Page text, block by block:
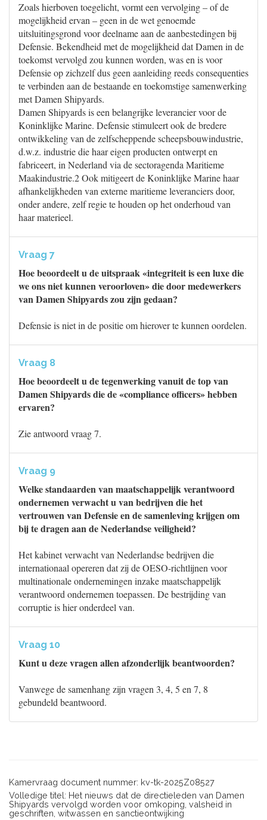
Zoals hierboven toegelicht, vormt een vervolging – of de
mogelijkheid ervan – geen in de wet genoemde
uitsluitingsgrond voor deelname aan de aanbestedingen bij
Defensie. Bekendheid met de mogelijkheid dat Damen in de
toekomst vervolgd zou kunnen worden, was en is voor
Defensie op zichzelf dus geen aanleiding reeds consequenties
te verbinden aan de bestaande en toekomstige samenwerking
met Damen Shipyards.
Damen Shipyards is een belangrijke leverancier voor de
Koninklijke Marine. Defensie stimuleert ook de bredere
ontwikkeling van de zelfscheppende scheepsbouwindustrie,
d.w.z. industrie die haar eigen producten ontwerpt en
fabriceert, in Nederland via de sectoragenda Maritieme
Maakindustrie.2 Ook mitigeert de Koninklijke Marine haar
afhankelijkheden van externe maritieme leveranciers door,
onder andere, zelf regie te houden op het onderhoud van
haar materieel.
Vraag 7
Hoe beoordeelt u de uitspraak «integriteit is een luxe die
we ons niet kunnen veroorloven» die door medewerkers
van Damen Shipyards zou zijn gedaan?
Defensie is niet in de positie om hierover te kunnen oordelen.
Vraag 8
Hoe beoordeelt u de tegenwerking vanuit de top van
Damen Shipyards die de «compliance officers» hebben
ervaren?
Zie antwoord vraag 7.
Vraag 9
Welke standaarden van maatschappelijk verantwoord
ondernemen verwacht u van bedrijven die het
vertrouwen van Defensie en de samenleving krijgen om
bij te dragen aan de Nederlandse veiligheid?
Het kabinet verwacht van Nederlandse bedrijven die
internationaal opereren dat zij de OESO-richtlijnen voor
multinationale ondernemingen inzake maatschappelijk
verantwoord ondernemen toepassen. De bestrijding van
corruptie is hier onderdeel van.
Vraag 10
Kunt u deze vragen allen afzonderlijk beantwoorden?
Vanwege de samenhang zijn vragen 3, 4, 5 en 7, 8
gebundeld beantwoord.
Kamervraag document nummer: kv-tk-2025Z08527
Volledige titel: Het nieuws dat de directieleden van Damen
Shipyards vervolgd worden voor omkoping, valsheid in
geschriften, witwassen en sanctieontwijking